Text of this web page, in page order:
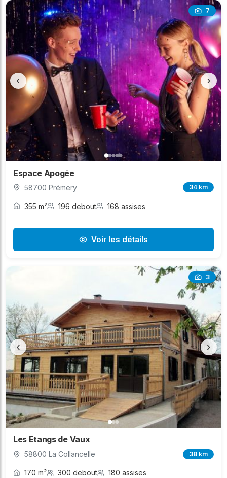
7
‹ ›
Espace Apogée
58700 Prémery 34 km
355 m² 196 debout 168 assises
Voir les détails
3
‹ ›
Les Etangs de Vaux
58800 La Collancelle 38 km
170 m² 300 debout 180 assises